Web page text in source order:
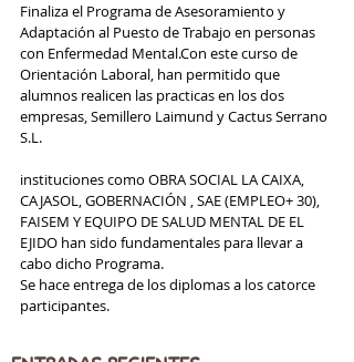
Finaliza el Programa de Asesoramiento y
Adaptación al Puesto de Trabajo en personas
con Enfermedad Mental.Con este curso de
Orientación Laboral, han permitido que
alumnos realicen las practicas en los dos
empresas, Semillero Laimund y Cactus Serrano
S.L.
instituciones como OBRA SOCIAL LA CAIXA,
CAJASOL, GOBERNACIÓN , SAE (EMPLEO+ 30),
FAISEM Y EQUIPO DE SALUD MENTAL DE EL
EJIDO han sido fundamentales para llevar a
cabo dicho Programa.
Se hace entrega de los diplomas a los catorce
participantes.